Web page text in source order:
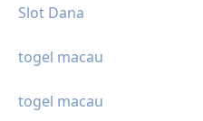
Slot Dana
togel macau
togel macau